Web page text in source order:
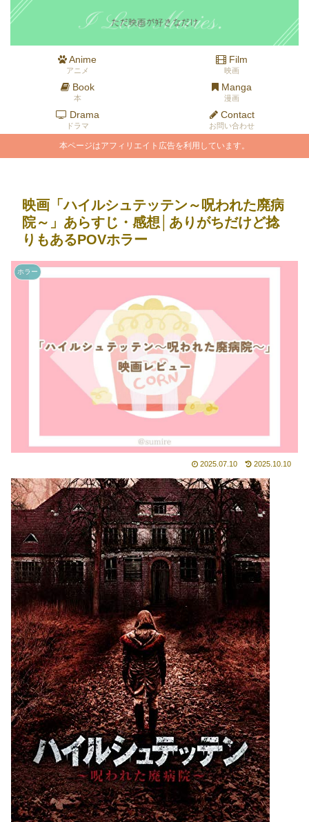
Anime
アニメ
Film
映画
Book
本
Manga
漫画
Drama
ドラマ
Contact
お問い合わせ
本ページはアフィリエイト広告を利用しています。
映画「ハイルシュテッテン～呪われた廃病
院～」あらすじ・感想│ありがちだけど捻
りもあるPOVホラー
ホラー
2025.07.10 2025.10.10